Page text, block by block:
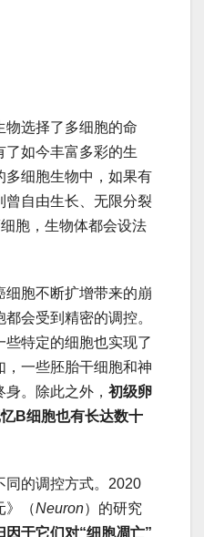
物选择了多细胞的命
了如今丰富多彩的生
多细胞生物中，如果有
曾自由生长、无限分裂
胞，生物体都会设法
细胞不断扩增带来的崩
会受到精密的调控。
特定的细胞也实现了
，一些胚胎干细胞和神
。除此之外， 初级卵
B细胞也有长达数十
同的调控方式。2020
》（Neuron）的研究
因于它们对“细胞凋亡”